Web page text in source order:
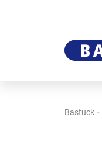
Bastuck -